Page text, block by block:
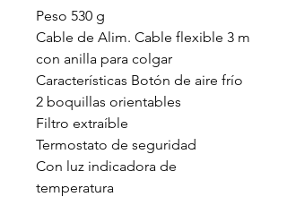
Peso 530 g
Cable de Alim. Cable flexible 3 m
con anilla para colgar
Características Botón de aire frío
2 boquillas orientables
Filtro extraíble
Termostato de seguridad
Con luz indicadora de
temperatura